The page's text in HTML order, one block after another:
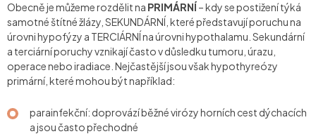
Obecně je můžeme rozdělit na PRIMÁRNÍ– kdy se postižení týká
samotné štítné žlázy, SEKUNDÁRNÍ, které představují poruchu na
úrovni hypofýzy a TERCIÁRNÍ na úrovni hypothalamu. Sekundární
a terciární poruchy vznikají často v důsledku tumoru, úrazu,
operace nebo iradiace. Nejčastější jsou však hypothyreózy
primární, které mohou být například:
parainfekční: doprovází běžné virózy horních cest dýchacích
a jsou často přechodné